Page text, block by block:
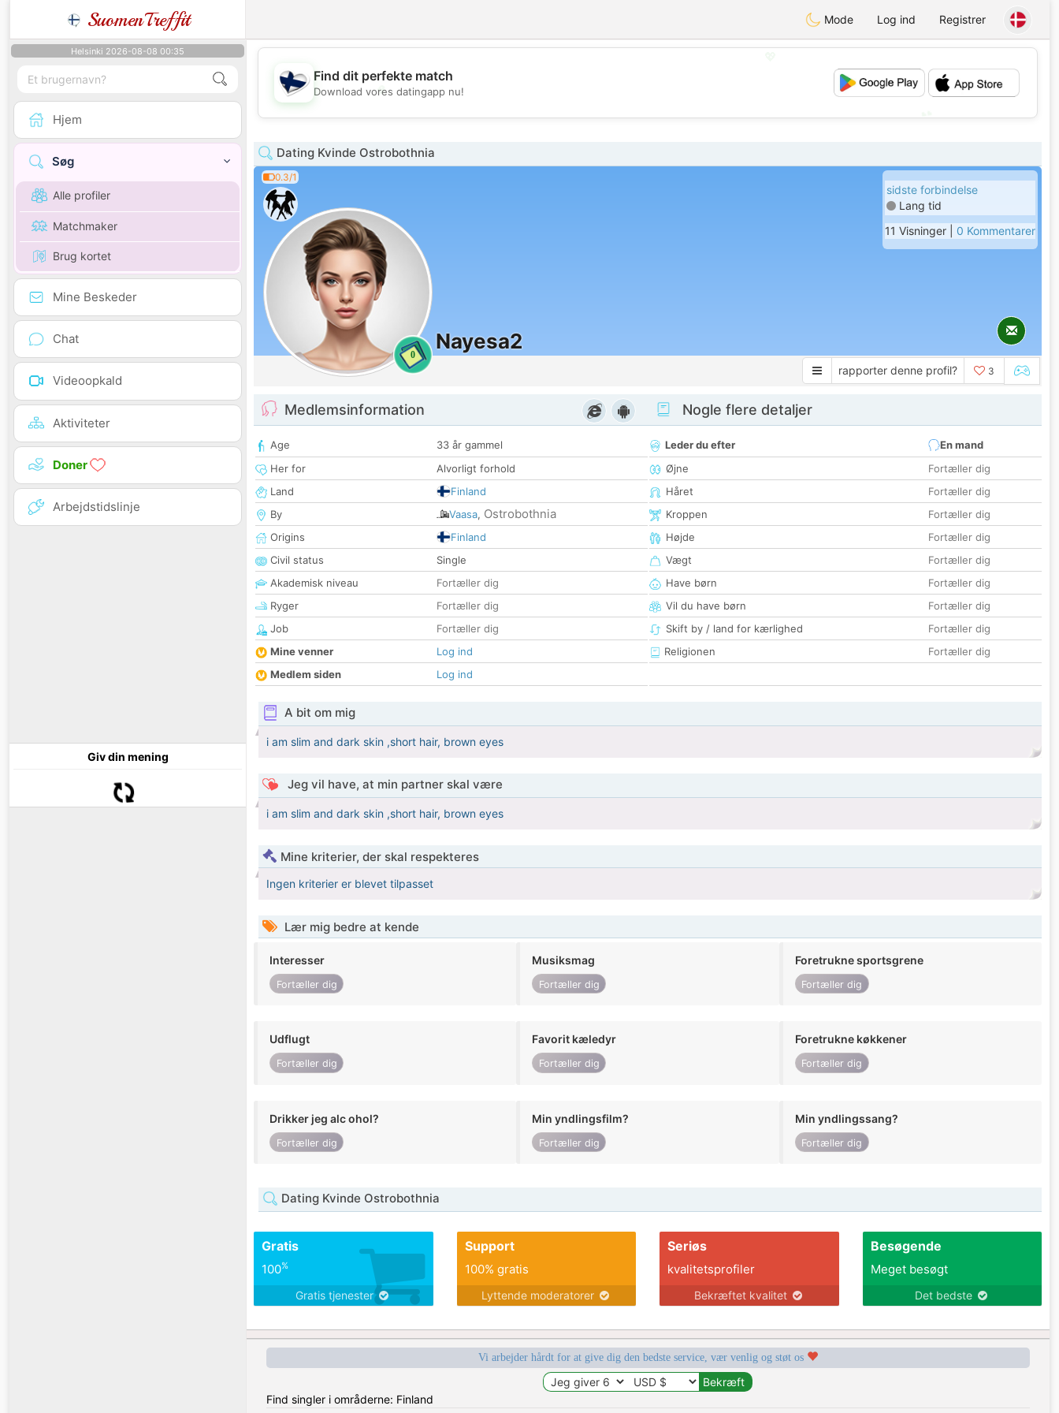
SuomenTreffit Mode Log ind Registrer
Helsinki 2026-08-08 00:35
Hjem
Søg
Alle profiler
Matchmaker
Brug kortet
Mine Beskeder
Chat
Videoopkald
Aktiviteter
Doner
Arbejdstidslinje
Giv din mening
💕
Find dit perfekte match
Download vores datingapp nu!
Dating Kvinde Ostrobothnia
0.3/1
0
Nayesa2
sidste forbindelse
Lang tid
11 Visninger | 0 Kommentarer
rapporter denne profil? 3
Medlemsinformation
Age
33 år gammel
Her for
Alvorligt forhold
Land
Finland
By
Vaasa, Ostrobothnia
Origins
Finland
Civil status
Single
Akademisk niveau
Fortæller dig
Ryger
Fortæller dig
Job
Fortæller dig
Mine venner
Log ind
Medlem siden
Log ind
Nogle flere detaljer
Leder du efter
En mand
Øjne
Fortæller dig
Håret
Fortæller dig
Kroppen
Fortæller dig
Højde
Fortæller dig
Vægt
Fortæller dig
Have børn
Fortæller dig
Vil du have børn
Fortæller dig
Skift by / land for kærlighed
Fortæller dig
Religionen
Fortæller dig
A bit om mig
i am slim and dark skin ,short hair, brown eyes
Jeg vil have, at min partner skal være
i am slim and dark skin ,short hair, brown eyes
Mine kriterier, der skal respekteres
Ingen kriterier er blevet tilpasset
Lær mig bedre at kende
Interesser
Fortæller dig
Musiksmag
Fortæller dig
Foretrukne sportsgrene
Fortæller dig
Udflugt
Fortæller dig
Favorit kæledyr
Fortæller dig
Foretrukne køkkener
Fortæller dig
Drikker jeg alc ohol?
Fortæller dig
Min yndlingsfilm?
Fortæller dig
Min yndlingssang?
Fortæller dig
Dating Kvinde Ostrobothnia
Gratis
100%
Gratis tjenester
Support
100% gratis
Lyttende moderatorer
Seriøs
kvalitetsprofiler
Bekræftet kvalitet
Besøgende
Meget besøgt
Det bedste
Vi arbejder hårdt for at give dig den bedste service, vær venlig og støt os
Find singler i områderne: Finland